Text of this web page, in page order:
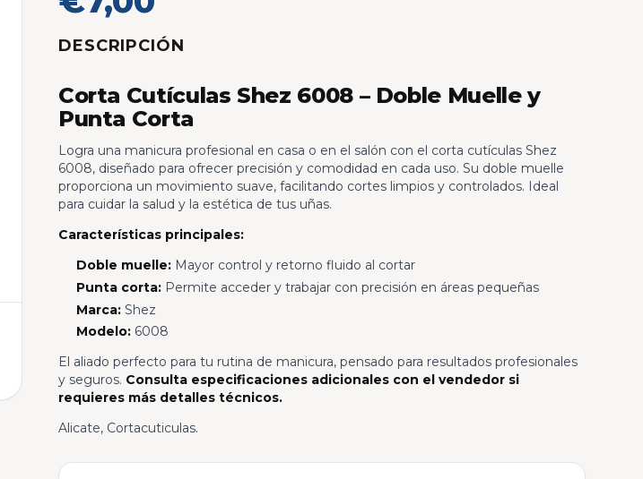
DESCRIPCIÓN
Corta Cutículas Shez 6008 – Doble Muelle y
Punta Corta
Logra una manicura profesional en casa o en el salón con el corta cutículas Shez
6008, diseñado para ofrecer precisión y comodidad en cada uso. Su doble muelle
proporciona un movimiento suave, facilitando cortes limpios y controlados. Ideal
para cuidar la salud y la estética de tus uñas.
Características principales:
Doble muelle:Mayor control y retorno fluido al cortar
Punta corta:Permite acceder y trabajar con precisión en áreas pequeñas
Marca:Shez
Modelo:6008
El aliado perfecto para tu rutina de manicura, pensado para resultados profesionales
y seguros. Consulta especificaciones adicionales con el vendedor si
requieres más detalles técnicos.
Alicate, Cortacuticulas.